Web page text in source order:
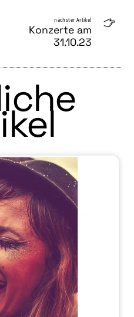
nächster Artikel
Konzerte am
31.10.23